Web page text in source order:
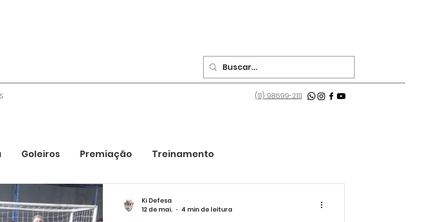
(11) 98699-2111
Goleiros Premiação Treinamento
Ki Defesa
12 de mai.
4 min de leitura